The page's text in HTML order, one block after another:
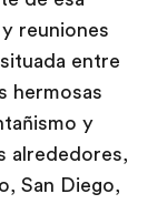
reuniones
entre
hermosas
y
alrededores,
San Diego,